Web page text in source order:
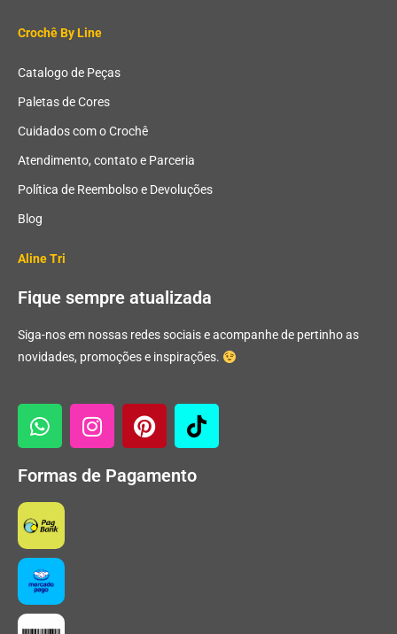
Crochê By Line
Catalogo de Peças
Paletas de Cores
Cuidados com o Crochê
Atendimento, contato e Parceria
Política de Reembolso e Devoluções
Blog
Aline Tri
Fique sempre atualizada
Siga-nos em nossas redes sociais e acompanhe de pertinho as
novidades, promoções e inspirações.
Formas de Pagamento